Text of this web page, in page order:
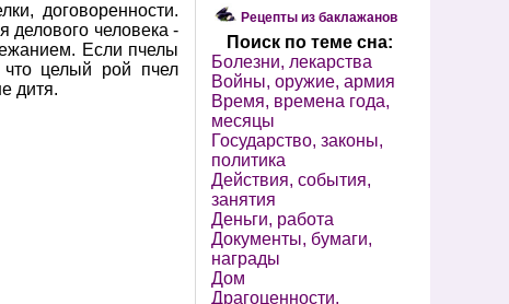
договоренности.
человека -
Если пчелы
что целый рой пчел
дитя.
Рецепты из баклажанов
Поиск по теме сна:
Болезни, лекарства
Войны, оружие, армия
Время, времена года,
месяцы
Государство, законы,
политика
Действия, события,
занятия
Деньги, работа
Документы, бумаги,
награды
Дом
Драгоценности,